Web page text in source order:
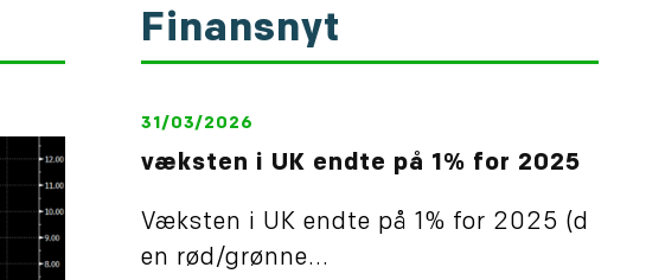
Finansnyt
31/03/2026
væksten i UK endte på 1% for 2025
Væksten i UK endte på 1% for 2025 (d
en rød/grønne...